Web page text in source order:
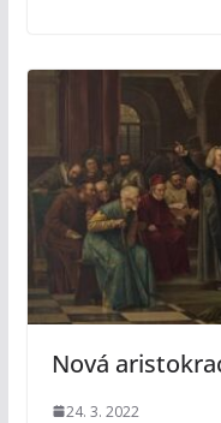
Nová
24. 3. 2022